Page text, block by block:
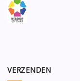
VERZENDEN